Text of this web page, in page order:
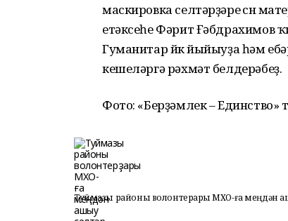
маскировка селтәрҙәре өсөн
етәксеһе Фәрит Ғәбдрахимов
Гуманитар йөк йыйыуҙа һәм
кешеләргә рәхмәт белдерәбеҙ.
Фото: «Берҙәмлек – Единство»
Туймазы районы волонтерҙары МХО-ға меңдән